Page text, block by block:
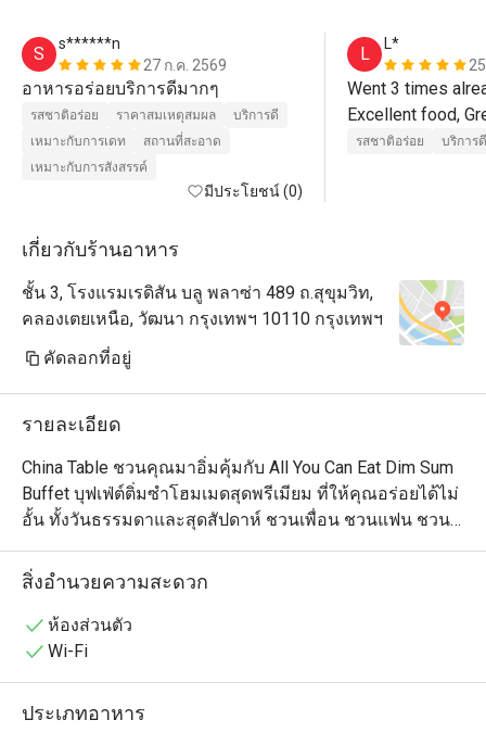
S
s******n
27 ก.ค. 2569
อาหารอร่อยบริการดีมากๆ
รสชาติอร่อย ราคาสมเหตุสมผล
บริการดี
เหมาะกับการเดท
สถานที่สะอาด
เหมาะกับการสังสรรค์
มีประโยชน์ (0)
L
L*
Went 3 times
Excellent food,
excellent service.
รสชาติอร่อย บริการดี
เกี่ยวกับร้านอาหาร
ชั้น 3, โรงแรมเรดิสัน บลู พลาซ่า 489 ถ.สุขุมวิท,
คลองเตยเหนือ, วัฒนา กรุงเทพฯ 10110 กรุงเทพฯ
คัดลอกที่อยู่
รายละเอียด
China Table ชวนคุณมาอิ่มคุ้มกับ All You Can Eat Dim Sum
Buffet บุฟเฟ่ต์ติ่มซำโฮมเมดสุดพรีเมียม ที่ให้คุณอร่อยได้ไม่
อั้น ทั้งวันธรรมดาและสุดสัปดาห์ ชวนเพื่อน ชวนแฟน ชวน
ครอบครัวมาอิ่มอร่อยได้ที่นี่
🥢 รวมเมนูยอดฮิตที่ต้องลอง
กุ้ง เนื้อเด้ง เสิร์ฟร้อน ๆ | ปลากระพงนึ่งมะนาว เปรี้ยวเผ็ด
หอมสมุนไพร | ซาลาเปาครีมลาวา ไส้เยิ้มหวานมัน | ปอ
เนื้อนุ่ม | เป็ดปักกิ่งม้วนแผ่นแป้ง ชุ่มซอส | ข้าวผัดทะเลซอส
สิ่งอำนวยความสะดวก
ห้องส่วนตัว
Wi-Fi
ประเภทอาหาร